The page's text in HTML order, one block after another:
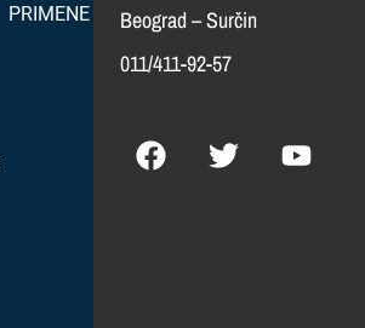
PRIMENE
Beograd – Surčin
011/411-92-57